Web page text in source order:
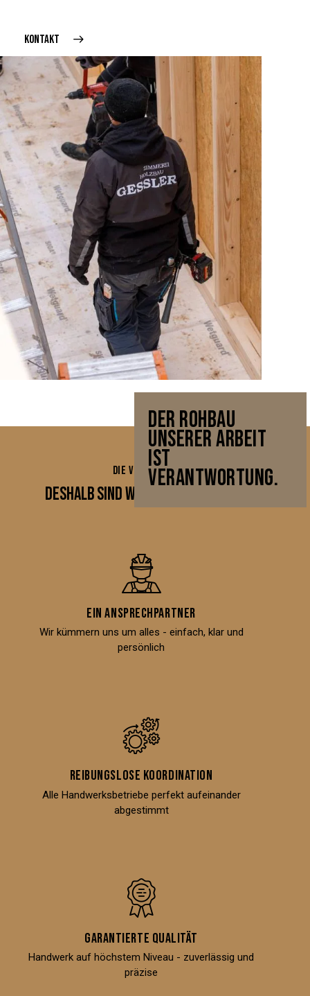
KONTAKT
DER ROHBAU
UNSERER ARBEIT
IST
VERANTWORTUNG.
DIE VORTEILE
DESHALB SIND WIR DIE BESTE WAHL
Ein Ansprechpartner
Wir kümmern uns um alles - einfach, klar und
persönlich
Reibungslose Koordination
Alle Handwerksbetriebe perfekt aufeinander
abgestimmt
Garantierte Qualität
Handwerk auf höchstem Niveau - zuverlässig und
präzise